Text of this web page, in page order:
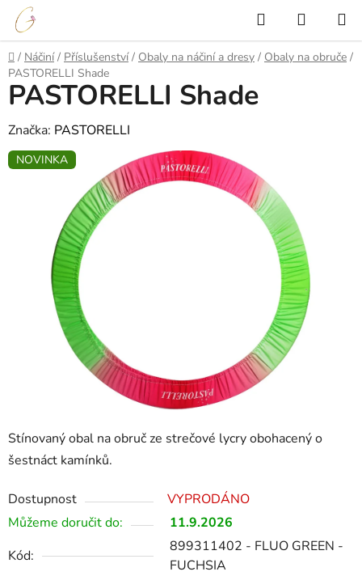
Přejít
obsah
Hledat
KOŠÍK
Domů
/ Náčiní / Příslušenství / Obaly na náčiní a dresy / Obaly na obruče /
PASTORELLI Shade
Stínovaný obal na obruč ze strečové lycry obohacený o
šestnáct kamínků.
Dostupnost
VYPRODÁNO
Můžeme doručit do:
11.9.2026
Kód:
899311402 - FLUO GREEN -
FUCHSIA
PASTORELLI Shade
Značka: PASTORELLI
NOVINKA